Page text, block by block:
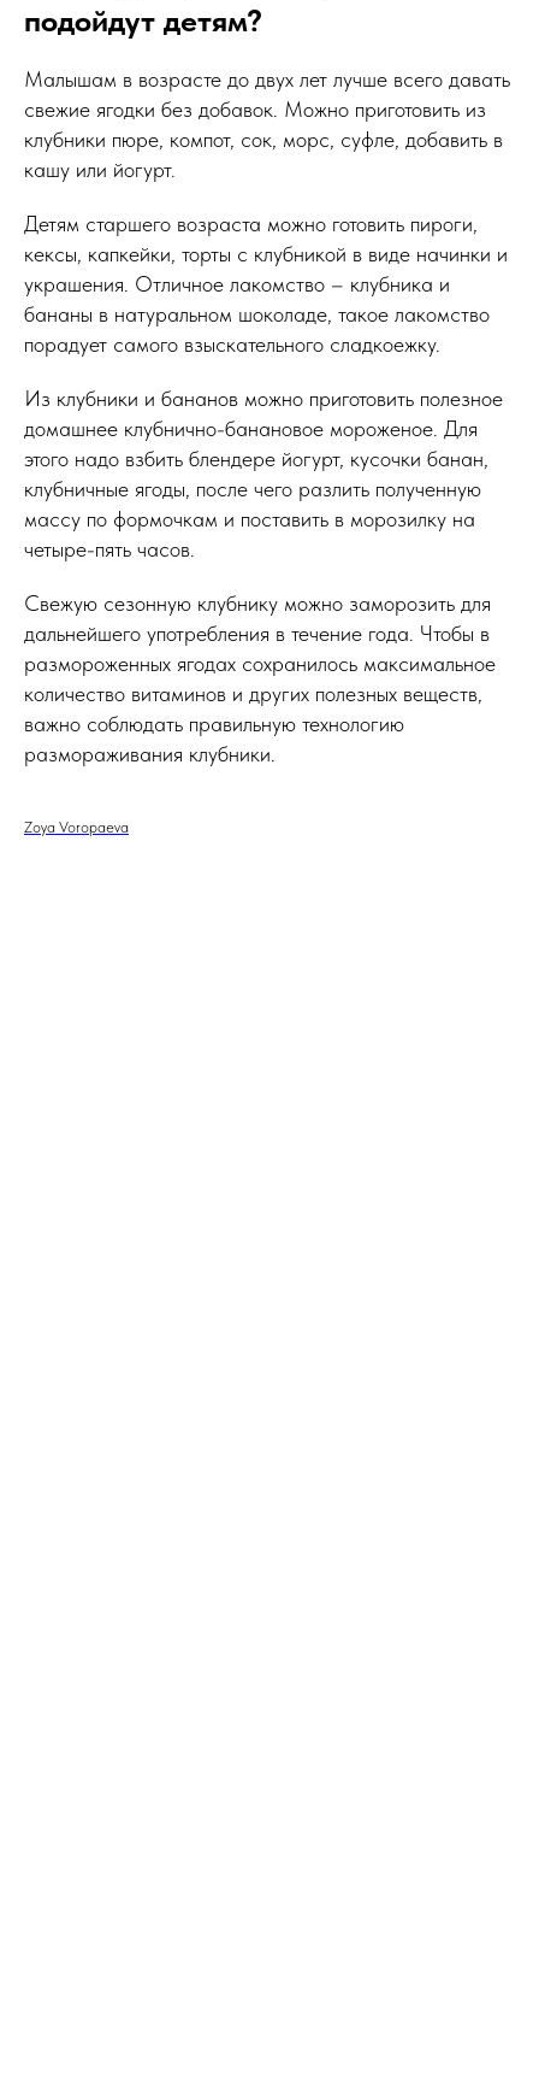
подойдут детям?
Малышам в возрасте до двух лет лучше всего давать
свежие ягодки без добавок. Можно приготовить из
клубники пюре, компот, сок, морс, суфле, добавить в
кашу или йогурт.
Детям старшего возраста можно готовить пироги,
кексы, капкейки, торты с клубникой в виде начинки и
украшения. Отличное лакомство – клубника и
бананы в натуральном шоколаде, такое лакомство
порадует самого взыскательного сладкоежку.
Из клубники и бананов можно приготовить полезное
домашнее клубнично-банановое мороженое. Для
этого надо взбить блендере йогурт, кусочки банан,
клубничные ягоды, после чего разлить полученную
массу по формочкам и поставить в морозилку на
четыре-пять часов.
Свежую сезонную клубнику можно заморозить для
дальнейшего употребления в течение года. Чтобы в
размороженных ягодах сохранилось максимальное
количество витаминов и других полезных веществ,
важно соблюдать правильную технологию
размораживания клубники.
Zoya Voropaeva